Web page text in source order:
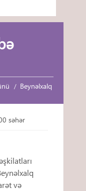
Beynəlxalq
səhər
və